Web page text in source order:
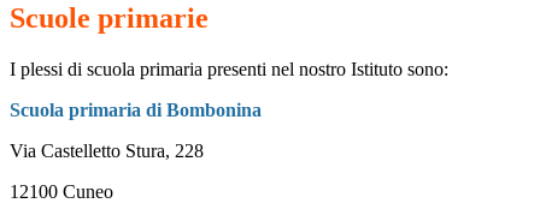
Scuole primarie
I plessi di scuola primaria presenti nel nostro Istituto sono:
Scuola primaria di Bombonina
Via Castelletto Stura, 228
12100 Cuneo